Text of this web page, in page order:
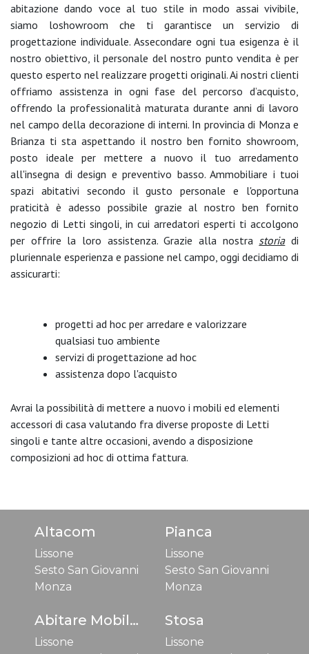
abitazione dando voce al tuo stile in modo assai vivibile,
siamo loshowroom che ti garantisce un servizio di
progettazione individuale. Assecondare ogni tua esigenza è il
nostro obiettivo, il personale del nostro punto vendita è per
questo esperto nel realizzare progetti originali. Ai nostri clienti
offriamo assistenza in ogni fase del percorso d’acquisto,
offrendo la professionalità maturata durante anni di lavoro
nel campo della decorazione di interni. In provincia di Monza e
Brianza ti sta aspettando il nostro ben fornito showroom,
posto ideale per mettere a nuovo il tuo arredamento
all'insegna di design e preventivo basso. Ammobiliare i tuoi
spazi abitativi secondo il gusto personale e l'opportuna
praticità è adesso possibile grazie al nostro ben fornito
negozio di Letti singoli, in cui arredatori esperti ti accolgono
per offrire la loro assistenza. Grazie alla nostra storiadi
pluriennale esperienza e passione nel campo, oggi decidiamo di
assicurarti:
progetti ad hoc per arredare e valorizzare
qualsiasi tuo ambiente
servizi di progettazione ad hoc
assistenza dopo l'acquisto
Avrai la possibilità di mettere a nuovo i mobili ed elementi
accessori di casa valutando fra diverse proposte di Letti
singoli e tante altre occasioni, avendo a disposizione
composizioni ad hoc di ottima fattura.
Altacom
Lissone
Sesto San Giovanni
Monza
Pianca
Lissone
Sesto San Giovanni
Monza
Abitare Mobilstella
Lissone
Stosa
Lissone